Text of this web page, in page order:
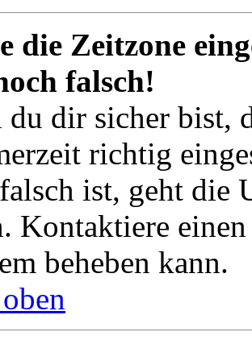
die Zeitzone
falsch!
du dir sicher bist,
richtig
ist, geht die
Kontaktiere
beheben kann.